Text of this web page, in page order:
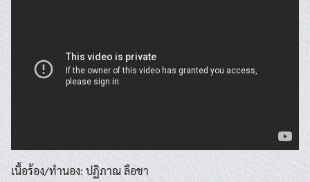
เนื้อร้อง/ทำนอง: ปฏิภาณ ลือชา